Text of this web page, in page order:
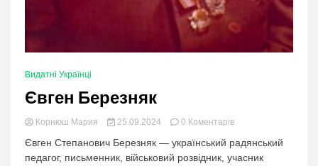
Видатні Українці
Євген Березняк
Корнюш Мария 25.09.2024 0 Коментарівв
Євген
Березняк
Євген Степанович Березняк — український радянський
педагог, письменник, військовий розвідник, учасник